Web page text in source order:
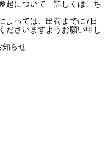
起について 詳しくはこち
よっては、出荷までに7日
ださいますようお願い申し
知らせ